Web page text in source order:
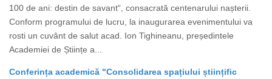
100 de ani: destin de savant“, consacrată centenarului nașterii.
Conform programului de lucru, la inaugurarea evenimentului va
rosti un cuvânt de salut acad. Ion Tighineanu, președintele
Academiei de Științe a...
Conferința academică "Consolidarea spațiului științific